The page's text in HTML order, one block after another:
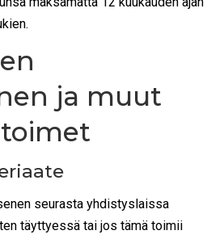
ja muut
seurasta yhdistyslaissa
täyttyessä tai jos tämä toimii